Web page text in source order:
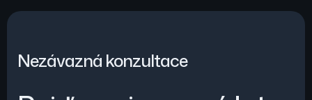
Nezávazná konzultace